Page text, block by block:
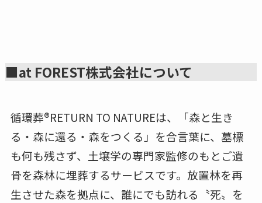
■at FOREST株式会社について
循環葬®︎RETURN TO NATUREは、「森と生き
る・森に還る・森をつくる」を合言葉に、墓標
も何も残さず、土壌学の専門家監修のもとご遺
骨を森林に埋葬するサービスです。放置林を再
生させた森を拠点に、誰にでも訪れる〝死〟を